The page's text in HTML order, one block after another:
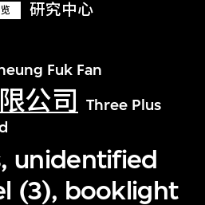
研究中心
Fuk Fan
公司
Three Plus
unidentified
(3), booklight
十及二十一世纪视觉